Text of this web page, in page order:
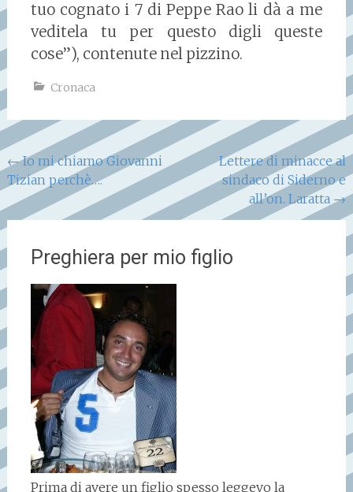
tuo cognato i 7 di Peppe Rao li dà a me
veditela tu per questo digli queste
cose”), contenute nel pizzino.
Cronaca
Navigazione
articoli
←Io mi chiamo Giovanni
Tizian perchè….
Lettere di minacce al
sindaco di Siderno e
all’on. Laratta →
Preghiera per mio figlio
Prima di avere un figlio spesso leggevo la